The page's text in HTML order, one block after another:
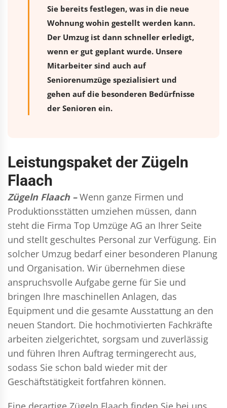
Sie bereits festlegen, was in die neue
Wohnung wohin gestellt werden kann.
Der Umzug ist dann schneller erledigt,
wenn er gut geplant wurde. Unsere
Mitarbeiter sind auch auf
Seniorenumzüge spezialisiert und
gehen auf die besonderen Bedürfnisse
der Senioren ein.
Leistungspaket der Zügeln
Flaach
Zügeln Flaach – Wenn ganze Firmen und
Produktionsstätten umziehen müssen, dann
steht die Firma Top Umzüge AG an Ihrer Seite
und stellt geschultes Personal zur Verfügung. Ein
solcher Umzug bedarf einer besonderen Planung
und Organisation. Wir übernehmen diese
anspruchsvolle Aufgabe gerne für Sie und
bringen Ihre maschinellen Anlagen, das
Equipment und die gesamte Ausstattung an den
neuen Standort. Die hochmotivierten Fachkräfte
arbeiten zielgerichtet, sorgsam und zuverlässig
und führen Ihren Auftrag termingerecht aus,
sodass Sie schon bald wieder mit der
Geschäftstätigkeit fortfahren können.